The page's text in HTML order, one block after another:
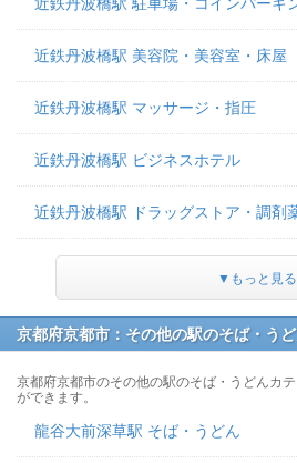
近鉄丹波橋駅 美容院・美容室・床屋
近鉄丹波橋駅 マッサージ・指圧
近鉄丹波橋駅 ビジネスホテル
近鉄丹波橋駅 ドラッグストア・調剤
▼もっと見る
京都府京都市：その他の駅のそば・う
京都府京都市のその他の駅のそば・うどんカ
ができます。
龍谷大前深草駅 そば・うどん